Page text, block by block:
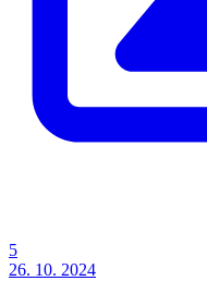
5
26. 10. 2024